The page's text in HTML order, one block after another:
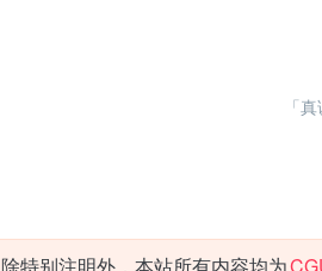
「
除特别注明外，本站所有内容均为